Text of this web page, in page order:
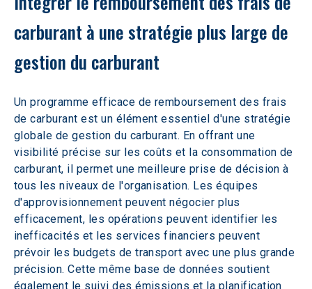
carburant à une stratégie plus large de
gestion du carburant
Un programme efficace de remboursement des frais
de carburant est un élément essentiel d'une stratégie
globale de gestion du carburant. En offrant une
visibilité précise sur les coûts et la consommation de
carburant, il permet une meilleure prise de décision à
tous les niveaux de l'organisation. Les équipes
d'approvisionnement peuvent négocier plus
efficacement, les opérations peuvent identifier les
inefficacités et les services financiers peuvent
prévoir les budgets de transport avec une plus grande
précision. Cette même base de données soutient
également le suivi des émissions et la planification